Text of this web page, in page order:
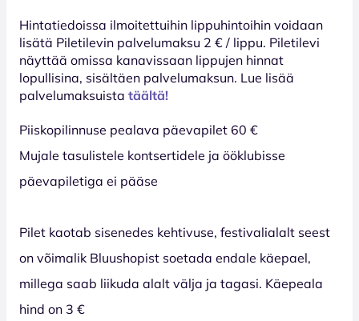
Hinta­tiedoissa ilmoitettuihin lippuhintoihin voidaan
lisätä Piletilevin palvelumaksu 2 € / lippu. Piletilevi
näyttää omissa kanavissaan lippujen hinnat
lopullisina, sisältäen palvelumaksun. Lue lisää
palvelumaksuista täältä!
Piiskopilinnuse pealava päevapilet 60 €
Mujale tasulistele kontsertidele ja ööklubisse
päevapiletiga ei pääse
Pilet kaotab sisenedes kehtivuse, festivalialalt seest
on võimalik Bluushopist soetada endale käepael,
millega saab liikuda alalt välja ja tagasi. Käepeala
hind on 3 €